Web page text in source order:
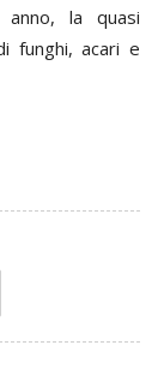
la quasi
funghi, acari e